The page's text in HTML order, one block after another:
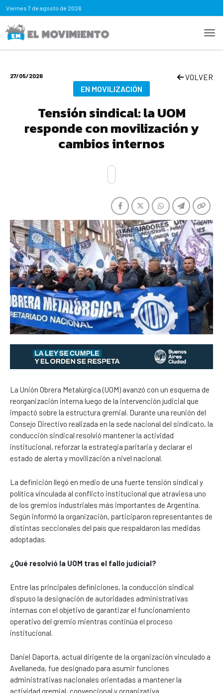
Viernes 7 de agosto de 2026
27/05/2026 VOLVER
EN MOVILIZACIÓN
Tensión sindical: la UOM
responde con movilización y
cambios internos
La Unión Obrera Metalúrgica (UOM) avanzó con un esquema de
reorganización interna luego de la intervención judicial que
impactó sobre la estructura gremial. Durante una reunión del
Consejo Directivo realizada en la sede nacional del sindicato, la
conducción sindical resolvió mantener la actividad
institucional, reforzar la estrategia paritaria y declarar el
estado de alerta y movilización a nivel nacional.
La definición llegó en medio de una fuerte tensión sindical y
política vinculada al conflicto institucional que atraviesa uno
de los gremios industriales más importantes de Argentina.
Según informó la organización, participaron representantes de
distintas seccionales del país que respaldaron las medidas
adoptadas.
¿Qué resolvió la UOM tras el fallo judicial?
Entre las principales definiciones, la conducción sindical
dispuso la designación de autoridades administrativas
internas con el objetivo de garantizar el funcionamiento
operativo del gremio mientras continúa el proceso
institucional.
Daniel Daporta, actual dirigente de la organización vinculado a
Avellaneda, fue designado para asumir funciones
administrativas nacionales orientadas a mantener la
actividad gremial, convencional y organizativa.